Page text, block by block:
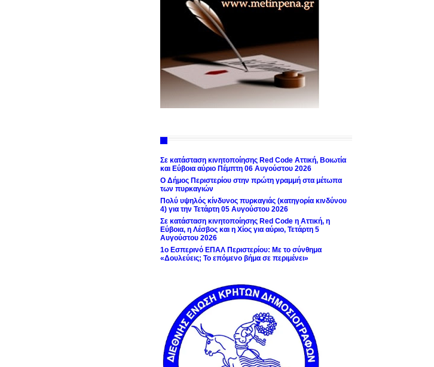
Σε κατάσταση κινητοποίησης Red Code Αττική, Βοιωτία
και Εύβοια αύριο Πέμπτη 06 Αυγούστου 2026
Ο Δήμος Περιστερίου στην πρώτη γραμμή στα μέτωπα
των πυρκαγιών
Πολύ υψηλός κίνδυνος πυρκαγιάς (κατηγορία κινδύνου
4) για την Τετάρτη 05 Αυγούστου 2026
Σε κατάσταση κινητοποίησης Red Code η Αττική, η
Εύβοια, η Λέσβος και η Χίος για αύριο, Τετάρτη 5
Αυγούστου 2026
1ο Εσπερινό ΕΠΑΛ Περιστερίου: Με το σύνθημα
«Δουλεύεις; Το επόμενο βήμα σε περιμένει»